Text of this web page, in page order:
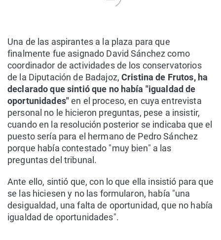
Una de las aspirantes a la plaza para que
finalmente fue asignado David Sánchez como
coordinador de actividades de los conservatorios
de la Diputación de Badajoz,Cristina de Frutos, ha
declarado que sintió que no había "igualdad de
oportunidades"en el proceso, en cuya entrevista
personal no le hicieron preguntas, pese a insistir,
cuando en la resolución posterior se indicaba que el
puesto sería para el hermano de Pedro Sánchez
porque había contestado "muy bien" a las
preguntas del tribunal.
Ante ello, sintió que, con lo que ella insistió para que
se las hiciesen y no las formularon, había "una
desigualdad, una falta de oportunidad, que no había
igualdad de oportunidades".